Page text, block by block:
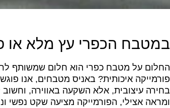
במטבח הכפרי עץ מלא או
החלום על מטבח כפרי הוא חלום שמשותף
פורמייקה איכותית? באניס מטבחים, אנו
בחירה עיצובית, אלא השקעה באווירה,
ומראה אצילי, הפורמייקה מציעה שקט נפשי